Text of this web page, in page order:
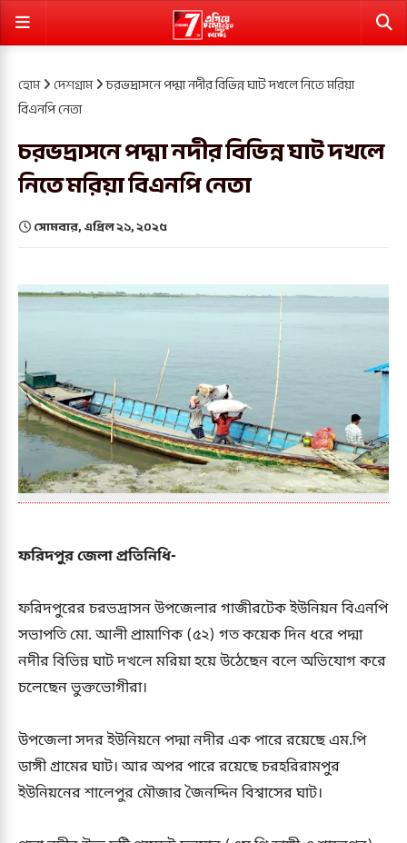
হোম দেশগ্রাম চরভদ্রাসনে পদ্মা নদীর বিভিন্ন ঘাট দখলে নিতে মরিয়া
বিএনপি নেতা
চরভদ্রাসনে পদ্মা নদীর বিভিন্ন ঘাট দখলে
নিতে মরিয়া বিএনপি নেতা
সোমবার, এপ্রিল ২১, ২০২৫
ফরিদপুর জেলা প্রতিনিধি-
ফরিদপুরের চরভদ্রাসন উপজেলার গাজীরটেক ইউনিয়ন বিএনপি
সভাপতি মো. আলী প্রামাণিক (৫২) গত কয়েক দিন ধরে পদ্মা
নদীর বিভিন্ন ঘাট দখলে মরিয়া হয়ে উঠেছেন বলে অভিযোগ করে
চলেছেন ভুক্তভোগীরা।
উপজেলা সদর ইউনিয়নে পদ্মা নদীর এক পারে রয়েছে এম.পি
ডাঙ্গী গ্রামের ঘাট। আর অপর পারে রয়েছে চরহরিরামপুর
ইউনিয়নের শালেপুর মৌজার জৈনদ্দিন বিশ্বাসের ঘাট।